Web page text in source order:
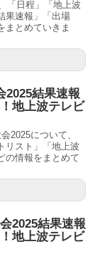
「日程」「地上波
果速報」「出場
まとめていきま
2025結果速報
地上波テレビ
2025について、
リスト」「地上波
の情報をまとめて
2025結果速報
地上波テレビ